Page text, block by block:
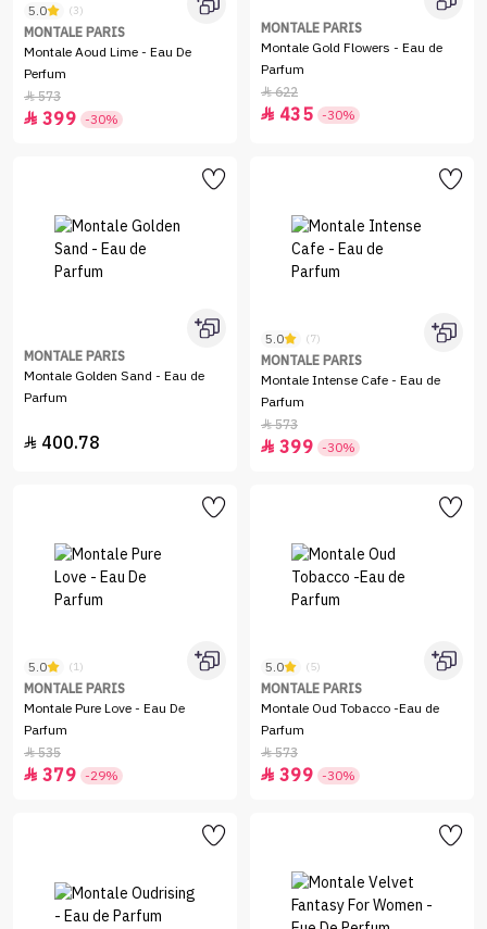
5.0 (3)
MONTALE PARIS
Montale Aoud Lime - Eau De
Perfum
573
 399 -30%
MONTALE PARIS
Montale Gold Flowers - Eau de
Parfum
622
 435 -30%
MONTALE PARIS
Montale Golden Sand - Eau de
Parfum
 400.78
5.0 (7)
MONTALE PARIS
Montale Intense Cafe - Eau de
Parfum
573
 399 -30%
5.0 (1)
MONTALE PARIS
Montale Pure Love - Eau De
Parfum
535
 379 -29%
5.0 (5)
MONTALE PARIS
Montale Oud Tobacco -Eau de
Parfum
573
 399 -30%